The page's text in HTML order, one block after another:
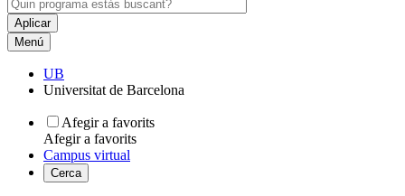
Menú
UB
Universitat de Barcelona
Afegir a favorits
Afegir a favorits
Campus virtual
Cerca